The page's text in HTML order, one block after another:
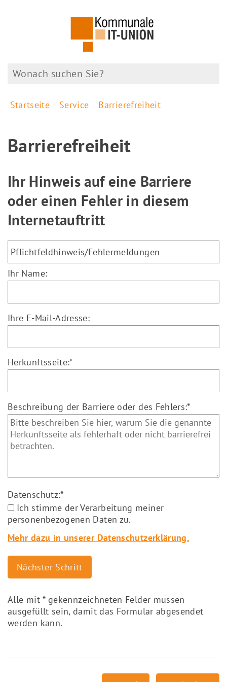
Startseite Service Barrierefreiheit
Barrierefreiheit
Ihr Hinweis auf eine Barriere
oder einen Fehler in diesem
Internetauftritt
Ihr Name:
Ihre E-Mail-Adresse:
Herkunftsseite:*
Beschreibung der Barriere oder des Fehlers:*
Datenschutz:*
Ich stimme der Verarbeitung meiner
personenbezogenen Daten zu.
Mehr dazu in unserer Datenschutzerklärung.
Alle mit*gekennzeichneten Felder müssen
ausgefüllt sein, damit das Formular abgesendet
werden kann.